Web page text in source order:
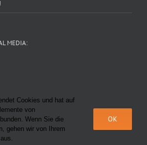
MEDIA:
2025 |Datenschutz| Impressum|AGB|KI-
Cookies und hat auf
von
Wenn Sie die
gehen wir von Ihrem
OK